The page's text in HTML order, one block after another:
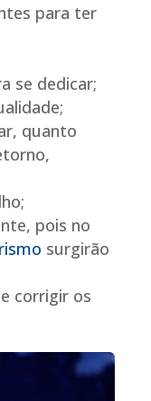
para ter
se dedicar;
quanto
pois no
surgirão
corrigir os